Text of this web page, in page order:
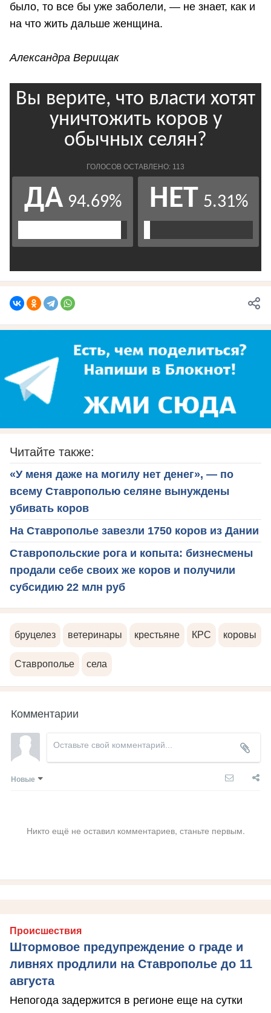
было, то все бы уже заболели, — не знает, как и
на что жить дальше женщина.
Александра Верищак
Читайте также:
«У меня даже на могилу нет денег», — по
всему Ставрополью селяне вынуждены
убивать коров
На Ставрополье завезли 1750 коров из Дании
Ставропольские рога и копыта: бизнесмены
продали себе своих же коров и получили
субсидию 22 млн руб
бруцелез ветеринары крестьяне КРС коровы
Ставрополье села
Комментарии
Новые
Никто ещё не оставил комментариев, станьте первым.
Происшествия
Штормовое предупреждение о граде и
ливнях продлили на Ставрополье до 11
августа
Непогода задержится в регионе еще на сутки